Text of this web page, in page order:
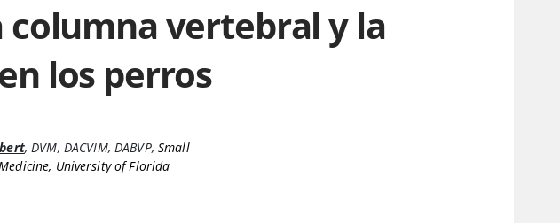
columna vertebral y la
los perros
,DVM, DACVIM, DABVP, Small
University of Florida